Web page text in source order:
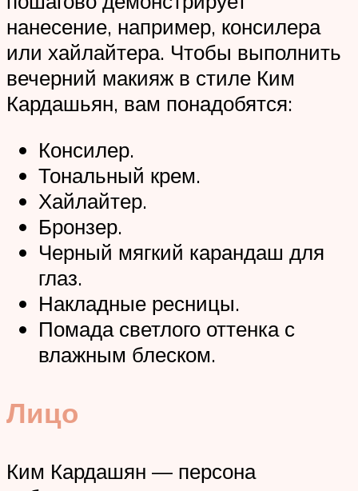
нанесение, например, консилера
или хайлайтера. Чтобы выполнить
вечерний макияж в стиле Ким
Кардашьян, вам понадобятся:
Консилер.
Тональный крем.
Хайлайтер.
Бронзер.
Черный мягкий карандаш для
глаз.
Накладные ресницы.
Помада светлого оттенка с
влажным блеском.
Лицо
Ким Кардашян — персона